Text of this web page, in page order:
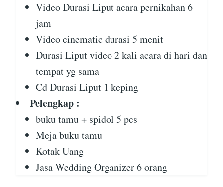
Video Durasi Liput acara pernikahan 6
jam
Video cinematic durasi 5 menit
Durasi Liput video 2 kali acara di hari dan
tempat yg sama
Cd Durasi Liput 1 keping
Pelengkap :
buku tamu + spidol 5 pcs
Meja buku tamu
Kotak Uang
Jasa Wedding Organizer 6 orang